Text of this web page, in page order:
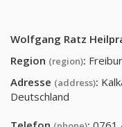
Wolfgang Ratz
Region (region):
Adresse (address):
Deutschland